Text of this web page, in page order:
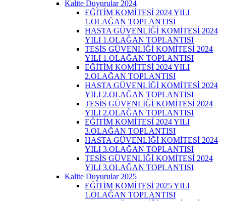
Kalite Duyurular 2024
EĞİTİM KOMİTESİ 2024 YILI
1.OLAĞAN TOPLANTISI
HASTA GÜVENLİĞİ KOMİTESİ 2024
YILI 1.OLAĞAN TOPLANTISI
TESİS GÜVENLİĞİ KOMİTESİ 2024
YILI 1.OLAĞAN TOPLANTISI
EĞİTİM KOMİTESİ 2024 YILI
2.OLAĞAN TOPLANTISI
HASTA GÜVENLİĞİ KOMİTESİ 2024
YILI 2.OLAĞAN TOPLANTISI
TESİS GÜVENLİĞİ KOMİTESİ 2024
YILI 2.OLAĞAN TOPLANTISI
EĞİTİM KOMİTESİ 2024 YILI
3.OLAĞAN TOPLANTISI
HASTA GÜVENLİĞİ KOMİTESİ 2024
YILI 3.OLAĞAN TOPLANTISI
TESİS GÜVENLİĞİ KOMİTESİ 2024
YILI 3.OLAĞAN TOPLANTISI
Kalite Duyurular 2025
EĞİTİM KOMİTESİ 2025 YILI
1.OLAĞAN TOPLANTISI